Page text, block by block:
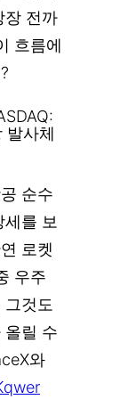
장 전까
흐름에
발사체
순수
를 보
로켓
우주
것도
올릴 수
와